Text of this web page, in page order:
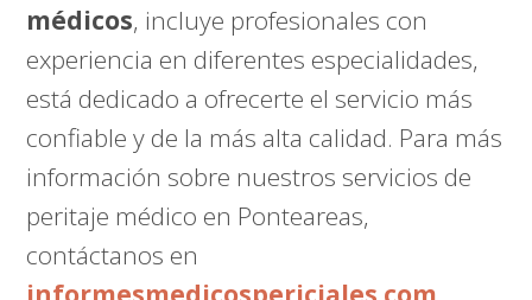
médicos, incluye profesionales con
experiencia en diferentes especialidades,
está dedicado a ofrecerte el servicio más
confiable y de la más alta calidad. Para más
información sobre nuestros servicios de
peritaje médico en Ponteareas,
contáctanos en